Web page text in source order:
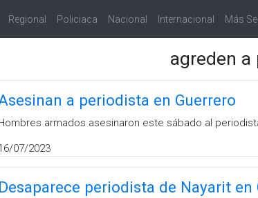
Regional Policiaca Nacional Internacional Más
agreden a
a periodista en Guerrero
armados asesinaron este sábado al
07/2023
Desaparece periodista de Nayarit en